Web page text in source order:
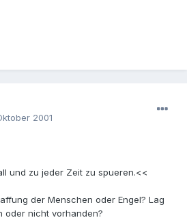
2001
und zu jeder Zeit zu spueren.<<
der Menschen oder Engel? Lag
oder nicht vorhanden?